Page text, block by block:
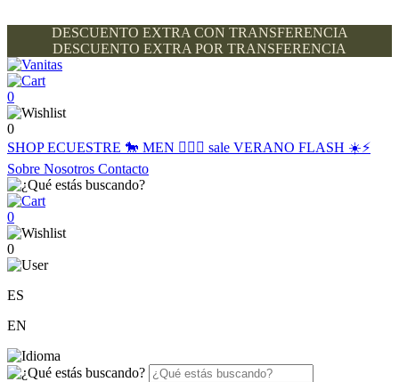
DESCUENTO EXTRA CON TRANSFERENCIA
DESCUENTO EXTRA POR TRANSFERENCIA
0
0
SHOPECUESTRE 🐎 MEN 🙋🏽‍♂️ sale VERANO FLASH ☀️⚡️
Sobre Nosotros Contacto
0
0
ES
EN